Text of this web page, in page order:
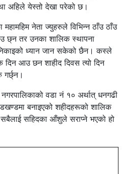
अहिले येस्तो देखा परेको छ।
महामहिम नेता ज्युहरुले विभिन्न ठाँउ ठाँउ
छ्न तर उनका शालिक स्थापना
ध्यान जान सकेको छैन। कस्ले
दिन आउ छन शाहीद दिवस त्यो दिन
गर्छ्न।
नगरपालिकाको वडा नं १० अर्थात् धनगढी
बनाइएको शहीदहरूको शालिक
सहिदका आँशुले सराप्ने भएको हो